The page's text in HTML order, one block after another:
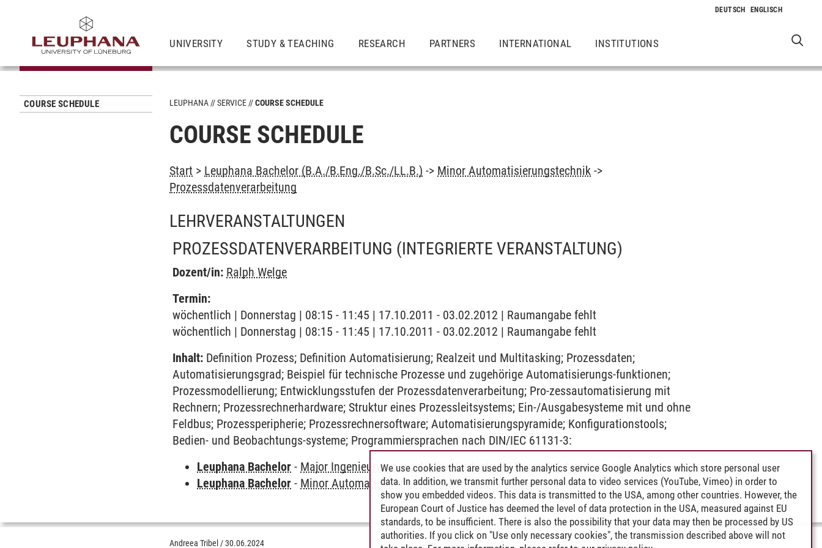
UNIVERSITY STUDY & TEACHING RESEARCH PARTNERS INTERNATIONAL INSTITUTIONS
COURSE SCHEDULE LEUPHANA SERVICE COURSE SCHEDULE
COURSE SCHEDULE
Start > Leuphana Bachelor (B.A./B.Eng./B.Sc./LL.B.) -> Minor Automatisierungstechnik ->
Prozessdatenverarbeitung
LEHRVERANSTALTUNGEN
PROZESSDATENVERARBEITUNG (INTEGRIERTE VERANSTALTUNG)
Dozent/in: Ralph Welge
Termin:
wöchentlich | Donnerstag | 08:15 - 11:45 | 17.10.2011 - 03.02.2012 | Raumangabe fehlt
wöchentlich | Donnerstag | 08:15 - 11:45 | 17.10.2011 - 03.02.2012 | Raumangabe fehlt
Inhalt: Definition Prozess; Definition Automatisierung; Realzeit und Multitasking; Prozessdaten;
Automatisierungsgrad; Beispiel für technische Prozesse und zugehörige Automatisierungs-funktionen;
Prozessmodellierung; Entwicklungsstufen der Prozessdatenverarbeitung; Pro-zessautomatisierung mit
Rechnern; Prozessrechnerhardware; Struktur eines Prozessleitsystems; Ein-/Ausgabesysteme mit und ohne
Feldbus; Prozessperipherie; Prozessrechnersoftware; Automatisierungspyramide; Konfigurationstools;
Bedien- und Beobachtungs-systeme; Programmiersprachen nach DIN/IEC 61131-3:
Leuphana Bachelor - Major Ingenieurwissenschaften (Industrie)-Prozessdatenverarbeitung
Leuphana Bachelor - Minor Automatisierungstechnik-Prozessdatenverarbeitung
Andreea Tribel /30.06.2024
We use cookies that are used by the analytics service Google Analytics which store personal user
data. In addition, we transmit further personal data to video services (YouTube, Vimeo) in order to
show you embedded videos. This data is transmitted to the USA, among other countries. However, the
European Court of Justice has deemed the level of data protection in the USA, measured against EU
standards, to be insufficient. There is also the possibility that your data may then be processed by US
authorities. If you click on "Use only necessary cookies", the transmission described above will not